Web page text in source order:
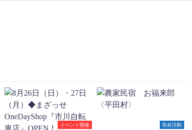
イベント開催 取材活動